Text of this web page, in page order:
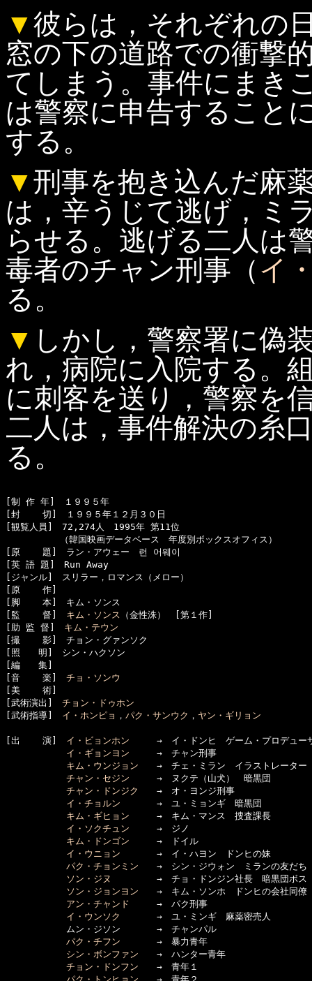
▼彼らは，それぞれの
窓の下の道路での衝撃
てしまう。事件にまき
は警察に申告すること
する。
▼刑事を抱き込んだ麻
は，辛うじて逃げ，ミ
らせる。逃げる二人は
毒者のチャン刑事（ イ
る。
▼ しかし，警察署に偽
れ，病院に入院する。
に刺客を送り，警察を
二人は，事件解決の糸
る。
[制 作 年]　１９９５年
[封    切]　１９９５年１２月３０日
[観覧人員]　72,274人　1995年 第11位
（韓国映画データベース　年度別ボックスオフィス）
[原    題]　ラン・アウェー　런 어웨이
[英 語 題]　Run Away
[ジャンル]　スリラー，ロマンス（メロー）
[原    作]
[脚    本]　キム・ソンス
[監    督] キム・ソンス （金性洙）　[第１作]
[助 監 督] キム・テウン
[撮    影]　チョン・グァンソク
[照　　明]　シン・ハクソン
[編　　集]
[音    楽] チョ・ソンウ
[美    術]
[武術演出] チョン・ドゥホン
[武術指導] イ・ホンピョ ， パク・サンウク ， ヤン・ギリョン
[出    演] イ・ビョンホン →　イ・ドンヒ　ゲーム・プロデュー
イ・ギョンヨン →　チャン刑事
キム・ウンジョン →　チェ・ミラン　イラストレーター
チャン・セジン →　ヌクテ（山犬）　暗黒団
チャン・ドンジク
→　オ・ヨンジ刑事
イ・チョルン →　ユ・ミョンギ　暗黒団
キム・ギヒョン →　キム・マンス　捜査課長
イ・ソクチュン →　ジノ
キム・ドンゴン →　ドイル
イ・ウニョン →　イ・ハヨン　ドンヒの妹
パク・チョンミン →　シン・ジウォン　ミランの友だち
ソン・ジヌ
→　チョ・ドンジン社長　暗黒団ボス
ソン・ジョンヨン →　キム・ソンホ　ドンヒの会社同僚
アン・チャンド →　パク刑事
イ・ウンソク
→　ユ・ミンギ　麻薬密売人
      　　　ムン・ジソン　　　　→　チャンパル
パク・チフン →　暴力青年
シン・ボンファン →　ハンター青年
チョン・ドンフン →　青年１